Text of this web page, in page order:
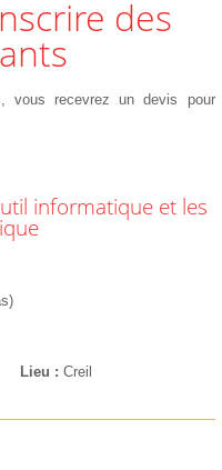
vous recevrez un devis pour
informatique et les
Lieu Creil